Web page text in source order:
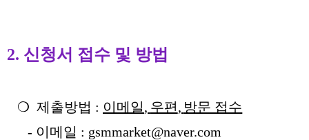
2. 신청서 접수 및 방법
❍ 제출방법 : 이메일, 우편, 방문 접수
- 이메일 : gsmmarket@naver.com